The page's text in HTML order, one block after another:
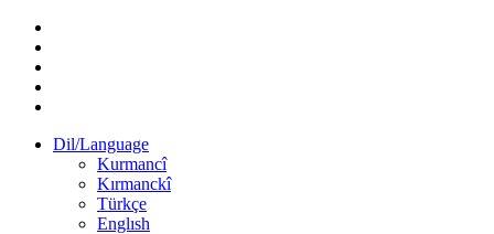
Dil/Language
Kurmancî
Kırmanckî
Türkçe
Englısh